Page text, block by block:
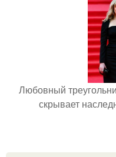
Любовный
скрывает